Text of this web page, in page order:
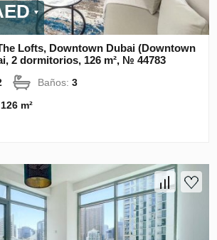
Lofts, Downtown Dubai (Downtown
2 dormitorios, 126 m², № 44783
Baños:3
126 m²